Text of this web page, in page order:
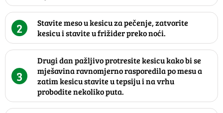
2
Stavite meso u kesicu za pečenje, zatvorite
kesicu i stavite u frižider preko noći.
3
Drugi dan pažljivo protresite kesicu kako bi se
mješavina ravnomjerno rasporedila po mesu a
zatim kesicu stavite u tepsiju i na vrhu
probodite nekoliko puta.